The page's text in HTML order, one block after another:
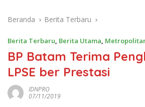
Beranda Berita Terbaru
Berita Terbaru, Berita Utama,
BP Batam Terima
LPSE ber Prestasi
IDNPRO
07/11/2019